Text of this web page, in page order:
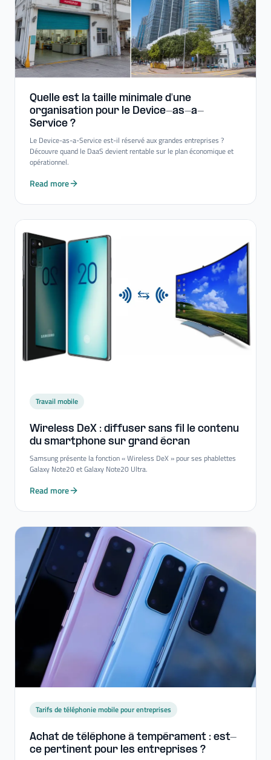
Quelle est la taille minimale d'une
organisation pour le Device-​as-​a-​
Service ?
Le Device-as-a-Service est-il réservé aux grandes entreprises ?
Découvre quand le DaaS devient rentable sur le plan économique et
opérationnel.
Read more
Travail mobile
Wireless DeX : diffuser sans fil le contenu
du smartphone sur grand écran
Samsung présente la fonction « Wireless DeX » pour ses phablettes
Galaxy Note20 et Galaxy Note20 Ultra.
Read more
Tarifs de téléphonie mobile pour entreprises
Achat de téléphone à tempérament : est-​
ce pertinent pour les entreprises ?